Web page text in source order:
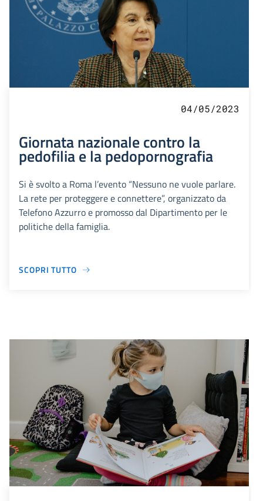
04/05/2023
Giornata nazionale contro la
pedofilia e la pedopornografia
Si è svolto a Roma l’evento “Nessuno ne vuole parlare.
La rete per proteggere e connettere”, organizzato da
Telefono Azzurro e promosso dal Dipartimento per le
politiche della famiglia.
SCOPRI TUTTO